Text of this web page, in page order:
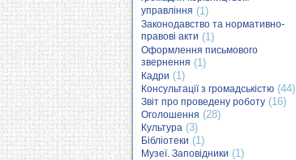
управління (1)
Законодавство та нормативно-
правові акти (1)
Оформлення письмового
звернення (1)
Кадри (1)
Консультації з громадськістю (44)
Звіт про проведену роботу (16)
Оголошення (28)
Культура (3)
Бібліотеки (1)
Музеї. Заповідники (1)